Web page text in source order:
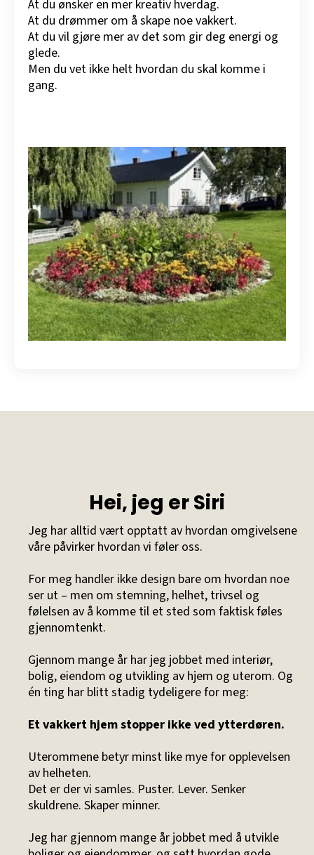
At du ønsker en mer kreativ hverdag.
At du drømmer om å skape noe vakkert.
At du vil gjøre mer av det som gir deg energi og
glede.
Men du vet ikke helt hvordan du skal komme i
gang.
Hei, jeg er Siri
Jeg har alltid vært opptatt av hvordan omgivelsene
våre påvirker hvordan vi føler oss.
For meg handler ikke design bare om hvordan noe
ser ut – men om stemning, helhet, trivsel og
følelsen av å komme til et sted som faktisk føles
gjennomtenkt.
Gjennom mange år har jeg jobbet med interiør,
bolig, eiendom og utvikling av hjem og uterom. Og
én ting har blitt stadig tydeligere for meg:
Et vakkert hjem stopper ikke ved ytterdøren.
Uterommene betyr minst like mye for opplevelsen
av helheten.
Det er der vi samles. Puster. Lever. Senker
skuldrene. Skaper minner.
Jeg har gjennom mange år jobbet med å utvikle